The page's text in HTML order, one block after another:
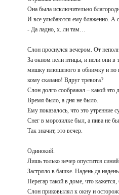
Она была исключительно
И все улыбаются ему блаженно.
- Да ладно, х..ли там…
Слон проснулся вечером. От
За окном пели птицы, и пели они в
мишку плюшевого в обнимку и по
кому сказано! Вдруг тревога?
Слон долго соображал – какой это
Время было, а дня не было.
Ему показалось, что это утренние
Снег в морозилке был, а пива не
Так значит, это вечер.
Одинокий.
Лишь только вечер опустится
Застряло в башке. Надень да
Перегар такой в доме, что
Слон приковылял к окну и